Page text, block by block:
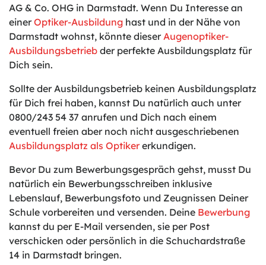
AG & Co. OHG in Darmstadt. Wenn Du Interesse an
einer Optiker-Ausbildung hast und in der Nähe von
Darmstadt wohnst, könnte dieser Augenoptiker-
Ausbildungsbetrieb der perfekte Ausbildungsplatz für
Dich sein.
Sollte der Ausbildungsbetrieb keinen Ausbildungsplatz
für Dich frei haben, kannst Du natürlich auch unter
0800/243 54 37 anrufen und Dich nach einem
eventuell freien aber noch nicht ausgeschriebenen
Ausbildungsplatz als Optiker erkundigen.
Bevor Du zum Bewerbungsgespräch gehst, musst Du
natürlich ein Bewerbungsschreiben inklusive
Lebenslauf, Bewerbungsfoto und Zeugnissen Deiner
Schule vorbereiten und versenden. Deine Bewerbung
kannst du per E-Mail versenden, sie per Post
verschicken oder persönlich in die Schuchardstraße
14 in Darmstadt bringen.